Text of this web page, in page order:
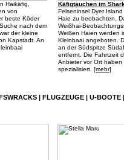
Haikäfig,
von
beste Köder
nach dem
der kleine
Kapstadt. An
Käfigtauchen im
Felseninsel Dyer
Haie zu beobachten.
Weißhai-
Weißen Haien werden
Kleinbaai angeboten.
an der Südspitze
entfernt. Die Fahrtzeit
Anbieter vor Ort
spezialisiert. [mehr]
| FLUGZEUGE | U-BOOTE